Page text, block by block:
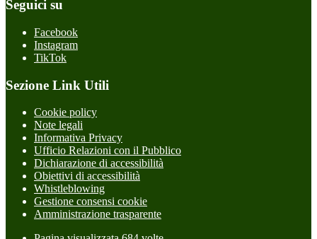
Seguici su
Facebook
Instagram
TikTok
Sezione Link Utili
Cookie policy
Note legali
Informativa Privacy
Ufficio Relazioni con il Pubblico
Dichiarazione di accessibilità
Obiettivi di accessibilità
Whistleblowing
Gestione consensi cookie
Amministrazione trasparente